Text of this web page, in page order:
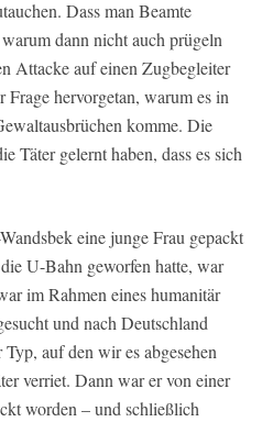
Dass man Beamte
dann nicht auch prügeln
Attacke auf einen Zugbegleiter
hervorgetan, warum es in
komme. Die
Täter gelernt haben, dass es sich
eine junge Frau gepackt
U-Bahn geworfen hatte, war
im Rahmen eines humanitär
und nach Deutschland
auf den wir es abgesehen
verriet. Dann war er von einer
worden – und schließlich